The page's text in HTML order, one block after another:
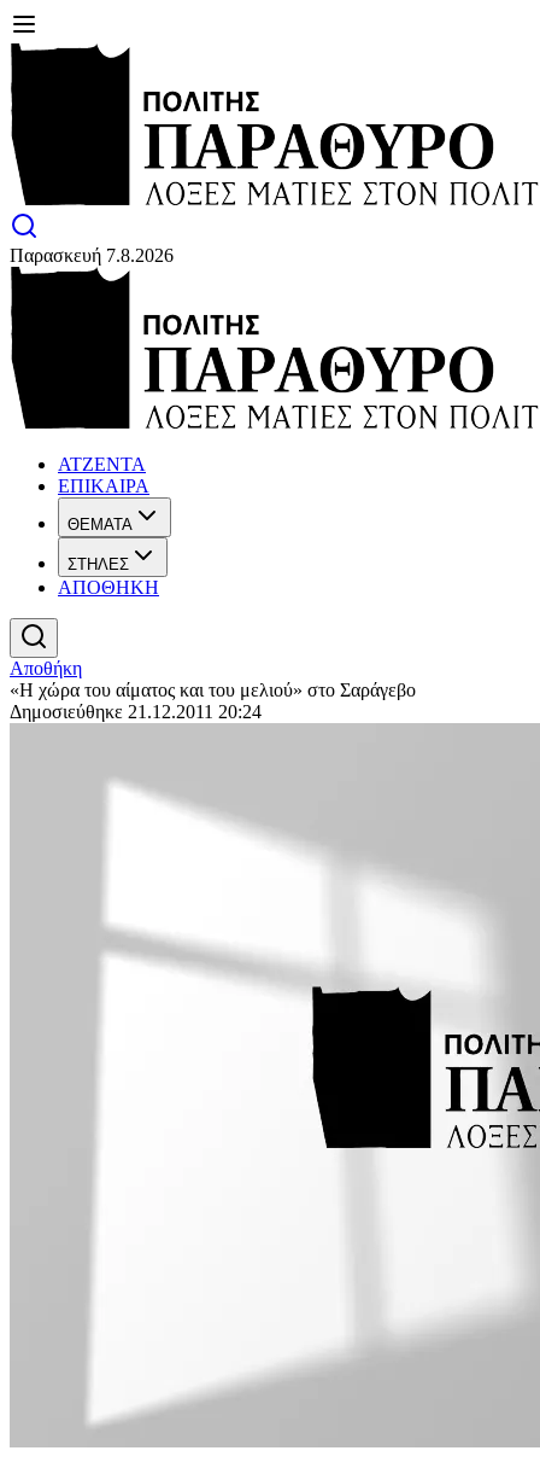
Παρασκευή 7.8.2026
ΑΤΖΕΝΤΑ
ΕΠΙΚΑΙΡΑ
ΘΕΜΑΤΑ
ΣΤΗΛΕΣ
ΑΠΟΘΗΚΗ
Αποθήκη
«Η χώρα του αίματος και του μελιού» στο Σαράγεβο
Δημοσιεύθηκε 21.12.2011 20:24